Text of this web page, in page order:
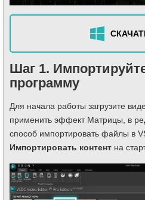
Шаг 1.
программу
Для начала работы загрузите
применить эффект Матрицы, в
способ импортировать файлы в
Импортировать контент на